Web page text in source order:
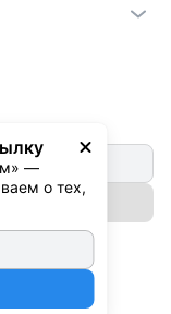
—
о тех,